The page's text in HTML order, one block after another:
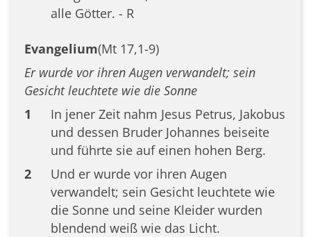
alle Götter. - R
Evangelium(Mt 17,1-9)
Er wurde vor ihren Augen verwandelt; sein
Gesicht leuchtete wie die Sonne
1
In jener Zeit nahm Jesus Petrus, Jakobus
und dessen Bruder Johannes beiseite
und führte sie auf einen hohen Berg.
2
Und er wurde vor ihren Augen
verwandelt; sein Gesicht leuchtete wie
die Sonne und seine Kleider wurden
blendend weiß wie das Licht.